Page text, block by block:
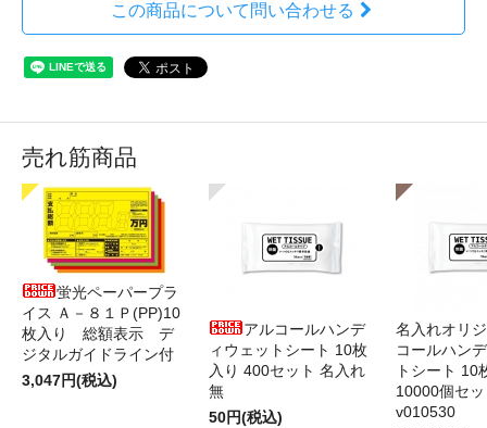
この商品について問い合わせる
売れ筋商品
蛍光ペーパープラ
イス Ａ－８１Ｐ(PP)10
枚入り 総額表示 デ
ジタルガイドライン付
3,047円(税込)
アルコールハンデ
ィウェットシート 10枚
入り 400セット 名入れ
無
50円(税込)
名入れオリ
コールハン
トシート 10
10000個セ
v010530